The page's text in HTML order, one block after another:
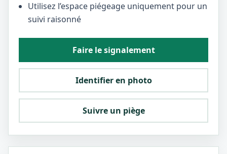
Utilisez l’espace piégeage uniquement pour un
suivi raisonné
Faire le signalement
Identifier en photo
Suivre un piège